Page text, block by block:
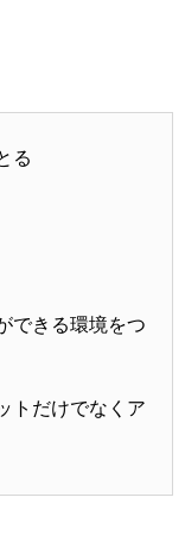
る
できる環境をつ
トだけでなくア